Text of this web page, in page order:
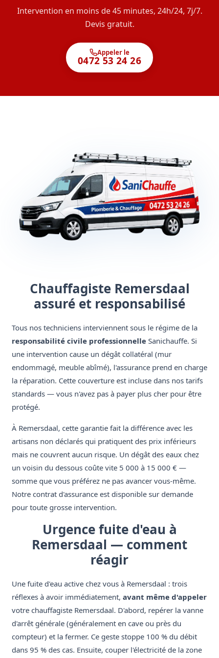
Intervention en moins de 45 minutes, 24h/24, 7j/7.
Devis gratuit.
Appeler le
0472 53 24 26
Chauffagiste Remersdaal
assuré et responsabilisé
Tous nos techniciens interviennent sous le régime de la
responsabilité civile professionnelle Sanichauffe. Si
une intervention cause un dégât collatéral (mur
endommagé, meuble abîmé), l'assurance prend en charge
la réparation. Cette couverture est incluse dans nos tarifs
standards — vous n'avez pas à payer plus cher pour être
protégé.
À Remersdaal, cette garantie fait la différence avec les
artisans non déclarés qui pratiquent des prix inférieurs
mais ne couvrent aucun risque. Un dégât des eaux chez
un voisin du dessous coûte vite 5 000 à 15 000 € —
somme que vous préférez ne pas avancer vous-même.
Notre contrat d'assurance est disponible sur demande
pour toute grosse intervention.
Urgence fuite d'eau à
Remersdaal — comment
réagir
Une fuite d'eau active chez vous à Remersdaal : trois
réflexes à avoir immédiatement, avant même d'appeler
votre chauffagiste Remersdaal. D'abord, repérer la vanne
d'arrêt générale (généralement en cave ou près du
compteur) et la fermer. Ce geste stoppe 100 % du débit
dans 95 % des cas. Ensuite, couper l'électricité de la zone